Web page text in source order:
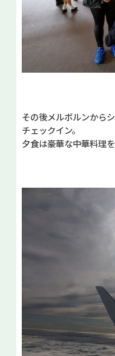
その後メルボルンから
チェックイン。
夕食は豪華な中華料理